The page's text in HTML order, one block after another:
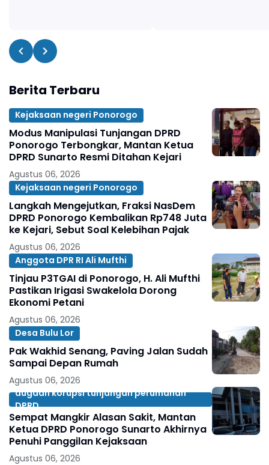
Berita Terbaru
Kejaksaan negeri Ponorogo
Modus Manipulasi Tunjangan DPRD
Ponorogo Terbongkar, Mantan Ketua
DPRD Sunarto Resmi Ditahan Kejari
Agustus 06, 2026
Kejaksaan negeri Ponorogo
Langkah Mengejutkan, Fraksi NasDem
DPRD Ponorogo Kembalikan Rp748 Juta
ke Kejari, Sebut Soal Kelebihan Pajak
Agustus 06, 2026
Anggota DPR RI Ali Mufthi
Tinjau P3TGAI di Ponorogo, H. Ali Mufthi
Pastikan Irigasi Swakelola Dorong
Ekonomi Petani
Agustus 06, 2026
Desa Bulu Lor
Pak Wakhid Senang, Paving Jalan Sudah
Sampai Depan Rumah
Agustus 06, 2026
dugaan korupsi tunjangan perumahan
DPRD
Sempat Mangkir Alasan Sakit, Mantan
Ketua DPRD Ponorogo Sunarto Akhirnya
Penuhi Panggilan Kejaksaan
Agustus 06, 2026